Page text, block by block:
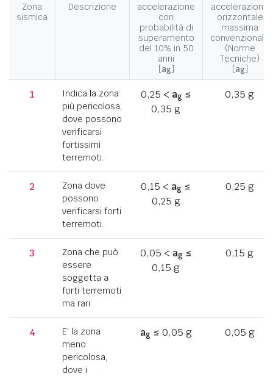
Zona
sismica
Descrizione
accelerazione
con
probabilità di
superamento
del 10% in 50
anni
[ag]
accelerazione
orizzontale
massima
convenzionale
(Norme
Tecniche)
[ag]
1
Indica la zona
più pericolosa,
dove possono
verificarsi
fortissimi
terremoti.
0,25 < ag≤
0,35 g
0,35 g
2
Zona dove
possono
verificarsi forti
terremoti.
0,15 < ag ≤
0,25 g
0,25 g
3
Zona che può
essere
soggetta a
forti terremoti
ma rari.
0,05 < ag≤
0,15 g
0,15 g
4
E' la zona
meno
pericolosa,
dove i
ag≤ 0,05 g 0,05 g